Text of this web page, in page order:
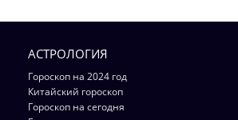
АСТРОЛОГИЯ
Гороскоп на 2024 год
Китайский гороскоп
Гороскоп на сегодня